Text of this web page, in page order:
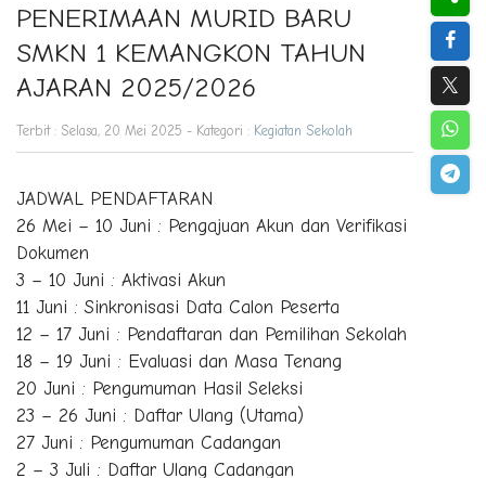
PENERIMAAN MURID BARU
SMKN 1 KEMANGKON TAHUN
AJARAN 2025/2026
Terbit : Selasa, 20 Mei 2025 - Kategori : Kegiatan Sekolah
JADWAL PENDAFTARAN
26 Mei – 10 Juni : Pengajuan Akun dan Verifikasi
Dokumen
3 – 10 Juni : Aktivasi Akun
11 Juni : Sinkronisasi Data Calon Peserta
12 – 17 Juni : Pendaftaran dan Pemilihan Sekolah
18 – 19 Juni : Evaluasi dan Masa Tenang
20 Juni : Pengumuman Hasil Seleksi
23 – 26 Juni : Daftar Ulang (Utama)
27 Juni : Pengumuman Cadangan
2 – 3 Juli : Daftar Ulang Cadangan